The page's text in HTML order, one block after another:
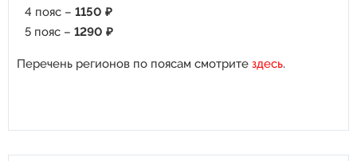
4 пояс – 1150 ₽
5 пояс – 1290 ₽
Перечень регионов по поясам смотрите здесь.